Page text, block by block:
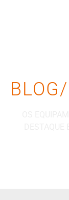
BLOG/